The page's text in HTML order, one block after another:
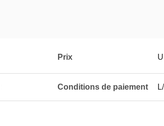
Prix
Conditions de paiement